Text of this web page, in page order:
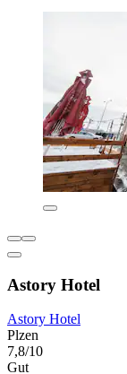
Astory Hotel
Astory Hotel
Plzen
7,8/10
Gut